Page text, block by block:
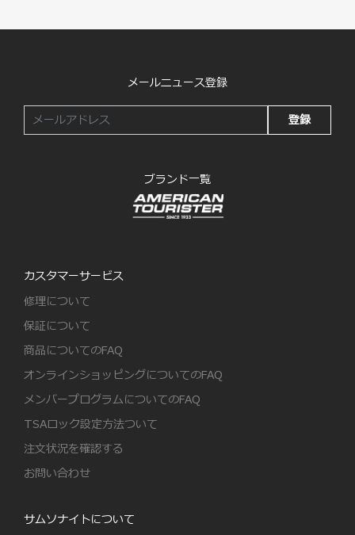
メールニュース登録
登録
ブランド一覧
カスタマーサービス
修理について
保証について
商品についてのFAQ
オンラインショッピングについてのFAQ
メンバープログラムについてのFAQ
TSAロック設定方法ついて
注文状況を確認する
お問い合わせ
サムソナイトについて